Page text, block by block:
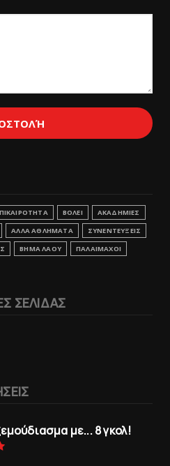
ΒΟΛΕΙ
ΑΚΑΔΗΜΙΕΣ
ΑΛΛΑ ΑΘΛΗΜΑΤΑ
ΣΥΝΕΝΤΕΥΞΕΙΣ
ΒΗΜΑ ΛΑΟΥ ΠΑΛΑΙΜΑΧΟΙ
ΣΕΛΙΔΑΣ
με... 8 γκολ!